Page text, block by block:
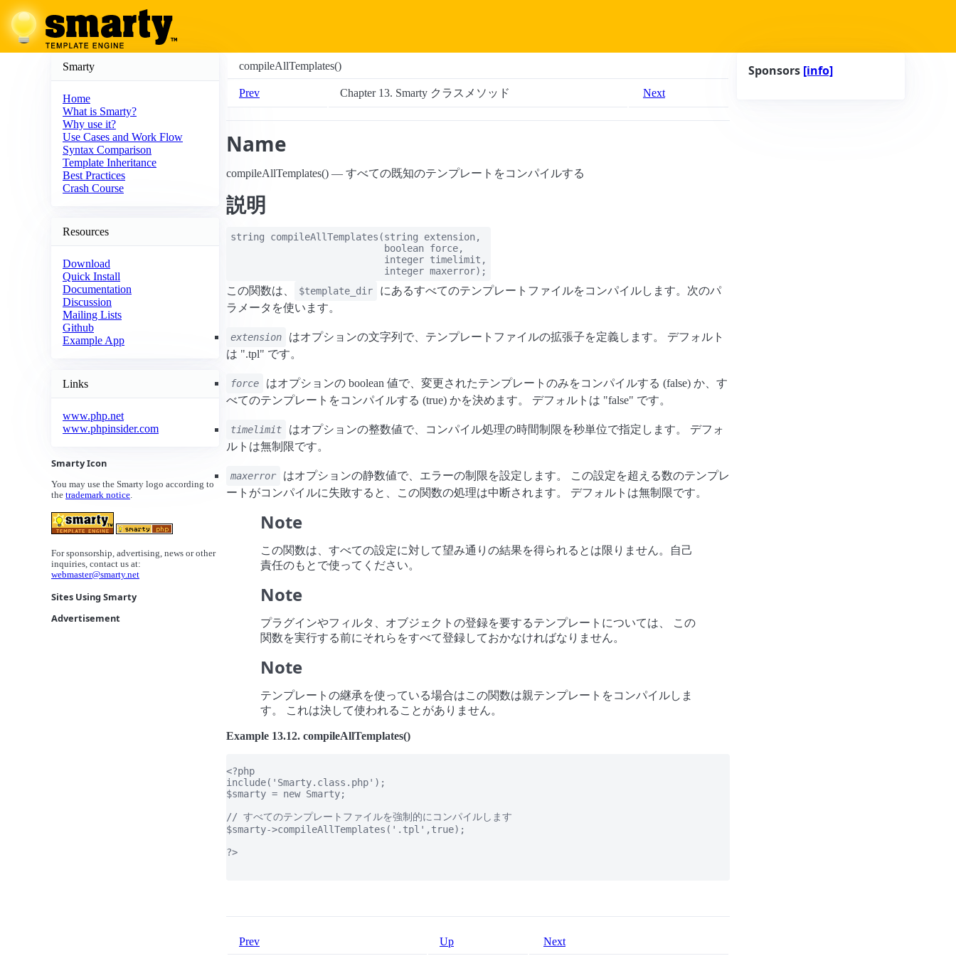
Smarty
Home
What is Smarty?
Why use it?
Use Cases and Work Flow
Syntax Comparison
Template Inheritance
Best Practices
Crash Course
Resources
Download
Quick Install
Documentation
Discussion
Mailing Lists
Github
Example App
Links
www.php.net
www.phpinsider.com
Smarty Icon
You may use the Smarty logo according to
the trademark notice.
For sponsorship, advertising, news or other
inquiries, contact us at:
webmaster@smarty.net
Sites Using Smarty
Advertisement
compileAllTemplates()
Prev Chapter 13. Smarty クラスメソッド Next
Name
compileAllTemplates() — すべての既知のテンプレートをコンパイルする
説明
string compileAllTemplates (string extension,
boolean force,
integer timelimit ,
integer maxerror);
この関数は、 $template_dir
にあるすべてのテンプレートファイルをコンパイルします。次のパ
ラメータを使います。
extension
はオプションの文字列で、テンプレートファイルの拡張子を定義します。 デフォルト
は ".tpl" です。
force
はオプションの boolean 値で、変更されたテンプレートのみをコンパイルする (false) か、す
べてのテンプレートをコンパイルする (true) かを決めます。 デフォルトは "false" です。
timelimit
はオプションの整数値で、コンパイル処理の時間制限を秒単位で指定します。 デフォ
ルトは無制限です。
maxerror
はオプションの静数値で、エラーの制限を設定します。 この設定を超える数のテンプレ
ートがコンパイルに失敗すると、この関数の処理は中断されます。 デフォルトは無制限です。
Note
この関数は、すべての設定に対して望み通りの結果を得られるとは限りません。自己
責任のもとで使ってください。
Note
プラグインやフィルタ、オブジェクトの登録を要するテンプレートについては、 この
関数を実行する前にそれらをすべて登録しておかなければなりません。
Note
テンプレートの継承を使っている場合はこの関数は親テンプレートをコンパイルしま
す。 これは決して使われることがありません。
Example 13.12. compileAllTemplates()
<?php
include('Smarty.class.php');
$smarty = new Smarty;
// すべてのテンプレートファイルを強制的にコンパイルします
$smarty->compileAllTemplates('.tpl',true);
?>
Prev Up Next
Sponsors [info]